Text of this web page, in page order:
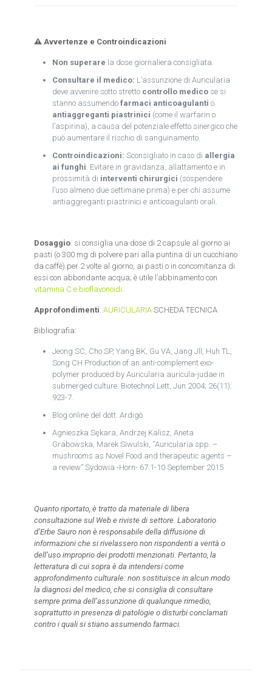
⚠️ Avvertenze e Controindicazioni
Non superare la dose giornaliera consigliata.
Consultare il medico: L’assunzione di Auricularia
deve avvenire sotto stretto controllo medico se si
stanno assumendofarmaci anticoagulanti o
antiaggreganti piastrinici (come il warfarin o
l’aspirina), a causa del potenziale effetto sinergico che
può aumentare il rischio di sanguinamento.
Controindicazioni: Sconsigliato in caso di allergia
ai funghi . Evitare in gravidanza, allattamento e in
prossimità di interventi chirurgici (sospendere
l’uso almeno due settimane prima) e per chi assume
antiaggreganti piastrinici e anticoagulanti orali.
Dosaggio: si consiglia una dose di 2 capsule al giorno ai
pasti (o 300 mg di polvere pari alla puntina di un cucchiano
da caffè) per 2 volte al giorno, ai pasti o in concomitanza di
essi con abbondante acqua; è utile l’abbinamento con
vitamina C e bioflavonoidi
Approfondimenti:AURICULARIA SCHEDA TECNICA
Bibliografia:
Jeong SC, Cho SP, Yang BK, Gu VA, Jang Jll, Huh TL,
Song CH Production of an anti-complement exo-
polymer produced by Auricularia auricula-judae in
submerged culture. Biotechnol Lett, Jun 2004; 26(11):
923-7.
Blog online del dott. Ardigò
Agnieszka Sękara, Andrzej Kalisz, Aneta
Grabowska, Marek Siwulski, “Auricularia spp. –
mushrooms as Novel Food and therapeutic agents –
a review” Sydowia -Horn- 67:1-10 September 2015
Quanto riportato, è tratto da materiale di libera
consultazione sul Web e riviste di settore. Laboratorio
d’Erbe Sauro non è responsabile della diffusione di
informazioni che si rivelassero non rispondenti a verità o
dell’uso improprio dei prodotti menzionati. Pertanto, la
letteratura di cui sopra è da intendersi come
approfondimento culturale: non sostituisce in alcun modo
la diagnosi del medico, che si consiglia di consultare
sempre prima dell’assunzione di qualunque rimedio,
soprattutto in presenza di patologie o disturbi conclamati
contro i quali si stiano assumendo farmaci.